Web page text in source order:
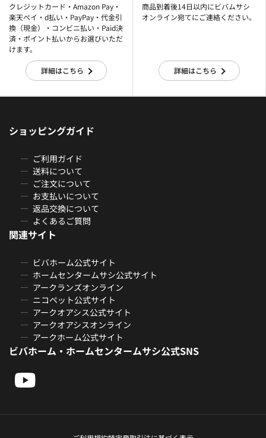
クレジットカード・Amazon Pay・
楽天ぺイ・d払い・PayPay・代金引
換（現金）・コンビニ払い・Paid決
済・ポイント払いからお選びいただ
けます。
詳細はこちら
商品到着後14日以内にビバムサシ
オンライン宛てにご連絡ください。
詳細はこちら
ショッピングガイド
ご利用ガイド
送料について
ご注文について
お支払いについて
返品交換について
よくあるご質問
関連サイト
ビバホーム公式サイト
ホームセンタームサシ公式サイト
アークランズオンライン
ニコペット公式サイト
アークオアシス公式サイト
アークオアシスオンライン
アークホーム公式サイト
ビバホーム・ホームセンタームサシ公式SNS